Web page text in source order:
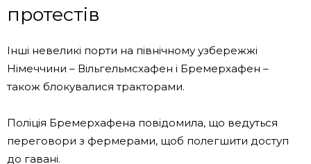
протестів
Інші невеликі порти на північному узбережжі
Німеччини – Вільгельмсхафен і Бремерхафен –
також блокувалися тракторами.
Поліція Бремерхафена повідомила, що ведуться
переговори з фермерами, щоб полегшити доступ
до гавані.